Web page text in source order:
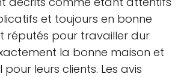
et toujours en bonne
réputés pour travailler dur
la bonne maison et
leurs clients. Les avis